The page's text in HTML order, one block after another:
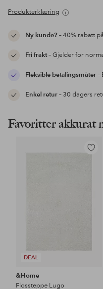
Produkterklæring
Ny kunde?– 40% rabatt
Fri frakt– Gjelder for
Fleksible betalingsmåter–
Enkel retur– 30 dagers
Favoritter akkurat
DEAL
Legg
&Home
Flossteppe Lugo